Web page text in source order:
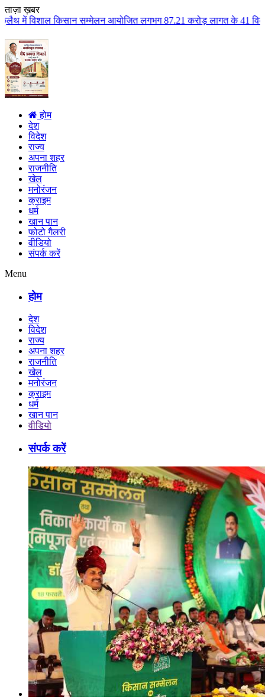
ताज़ा ख़बर
आयोजित लगभग 87.21 करोड़ लागत के 41 विकास कार्यों का
होम
देश
विदेश
राज्य
अपना शहर
राजनीति
खेल
मनोरंजन
क्राइम
धर्म
खान पान
फोटो गैलरी
वीडियो
संपर्क करें
Menu
होम
देश
विदेश
राज्य
अपना शहर
राजनीति
खेल
मनोरंजन
क्राइम
धर्म
खान पान
वीडियो
संपर्क करें